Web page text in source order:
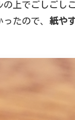
上でごしごし
たので、 紙や